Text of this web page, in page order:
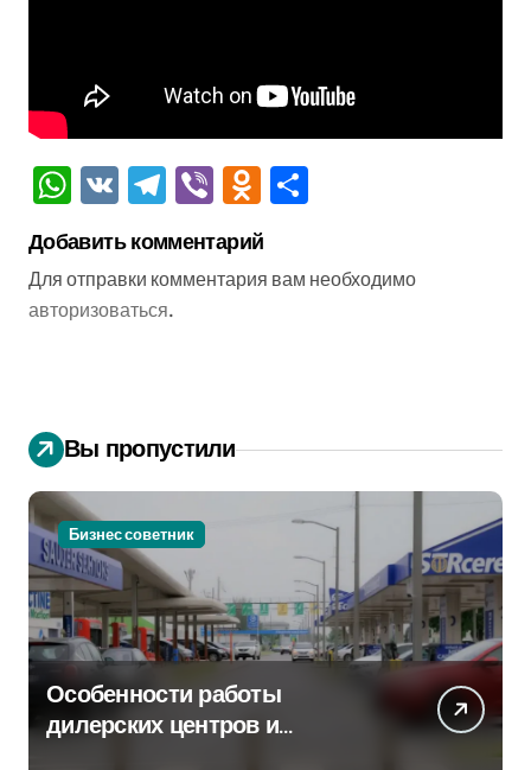
WhatsApp
VK Telegram
ViberOdnoklassniki
Добавить комментарий
Для отправки комментария вам необходимо
авторизоваться.
Вы пропустили
Бизнес советник
Особенности работы
дилерских центров и